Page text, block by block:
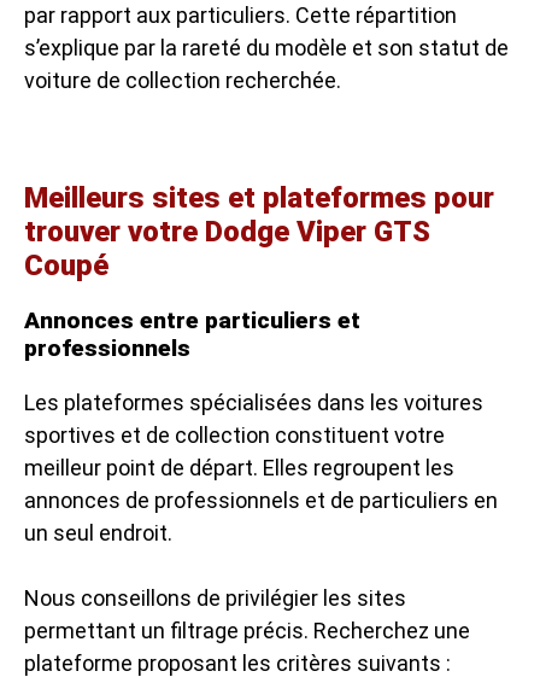
par rapport aux particuliers. Cette répartition
s’explique par la rareté du modèle et son statut de
voiture de collection recherchée.
Meilleurs sites et plateformes pour
trouver votre Dodge Viper GTS
Coupé
Annonces entre particuliers et
professionnels
Les plateformes spécialisées dans les voitures
sportives et de collection constituent votre
meilleur point de départ. Elles regroupent les
annonces de professionnels et de particuliers en
un seul endroit.
Nous conseillons de privilégier les sites
permettant un filtrage précis. Recherchez une
plateforme proposant les critères suivants :